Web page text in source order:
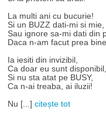
La multi ani cu bucurie!
Si un BUZZ dati-mi si mie,
Sau ignore sa-mi dati din
Daca n-am facut prea
Ia iesiti din invizibil,
Ca doar eu sunt disponibil,
Si nu sta atat pe BUSY,
Ca n-ai treaba, ai iluzii!
Nu [...]citește tot